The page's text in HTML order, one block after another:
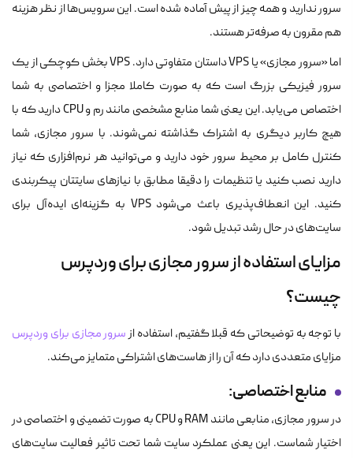
سرور ندارید و همه چیز از پیش آماده شده است. این سرویس‌ها از نظر هزینه
هم مقرون به صرفه‌تر هستند.
اما «سرور مجازی» یا VPS داستان متفاوتی دارد. VPS بخش کوچکی از یک
سرور فیزیکی بزرگ است که به صورت کاملا مجزا و اختصاصی به شما
اختصاص می‌یابد. این یعنی شما منابع مشخصی مانند رم و CPU دارید که با
هیچ کاربر دیگری به اشتراک گذاشته نمی‌شوند. با سرور مجازی، شما
کنترل کامل بر محیط سرور خود دارید و می‌توانید هر نرم‌افزاری که نیاز
دارید نصب کنید یا تنظیمات را دقیقا مطابق با نیازهای سایتتان پیکربندی
کنید. این انعطاف‌پذیری باعث می‌شود VPS به گزینه‌ای ایده‌آل برای
سایت‌های در حال رشد تبدیل شود.
مزایای استفاده از سرور مجازی برای وردپرس
چیست؟
با توجه به توضیحاتی که قبلا گفتیم، استفاده ازسرور مجازی برای وردپرس
مزایای متعددی دارد که آن را از هاست‌های اشتراکی متمایز می‌کند.
منابع اختصاصی:
در سرور مجازی، منابعی مانند RAM و CPU به صورت تضمینی و اختصاصی در
اختیار شماست. این یعنی عملکرد سایت شما تحت تاثیر فعالیت سایت‌های